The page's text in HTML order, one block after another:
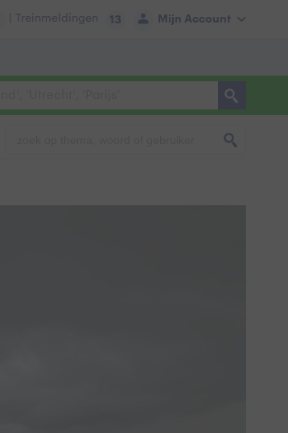
Mijn Account
| Treinmeldingen 13